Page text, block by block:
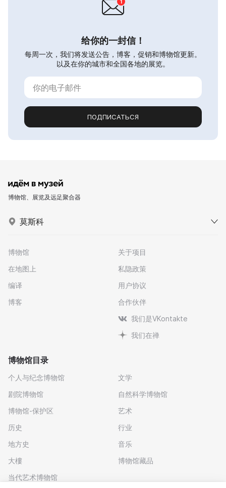
给你的一封信！
每周一次，我们将发送公告，博客，促销和博物馆更新。
以及在你的城市和全国各地的展览。
ПОДПИСАТЬСЯ
博物馆、展览及远足聚合器
莫斯科
博物馆
在地图上
编译
博客
关于项目
私隐政策
用户协议
合作伙伴
我们是VKontakte
我们在禅
博物馆目录
个人与纪念博物馆
剧院博物馆
博物馆-保护区
历史
地方史
大樓
当代艺术博物馆
文学
自然科学博物馆
艺术
行业
音乐
博物馆藏品